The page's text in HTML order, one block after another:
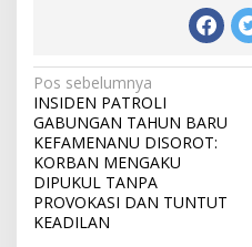
N
a
v
i
g
a
s
Pos sebelumnya
INSIDEN PATROLI
GABUNGAN TAHUN BARU
KEFAMENANU DISOROT:
KORBAN MENGAKU
DIPUKUL TANPA
PROVOKASI DAN TUNTUT
KEADILAN